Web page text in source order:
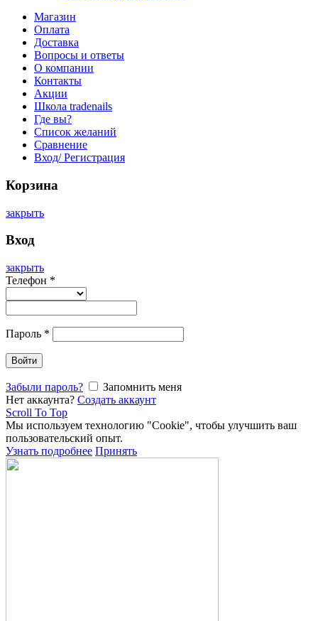
Магазин
Оплата
Доставка
Вопросы и ответы
О компании
Контакты
Акции
Школа tradenails
Где вы?
Список желаний
Сравнение
Вход/ Регистрация
Корзина
закрыть
Вход
закрыть
Телефон *
Пароль *
Войти
Забыли пароль?
Запомнить меня
Нет аккаунта? Создать аккаунт
Scroll To Top
Мы используем технологию "Cookie", чтобы улучшить ваш
пользовательский опыт.
Узнать подробнее Принять